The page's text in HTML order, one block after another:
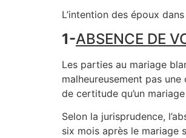
L’intention des époux
1-ABSENCE DE
Les parties au mariage
malheureusement pas une
de certitude qu’un
Selon la jurisprudence,
six mois après le mariage